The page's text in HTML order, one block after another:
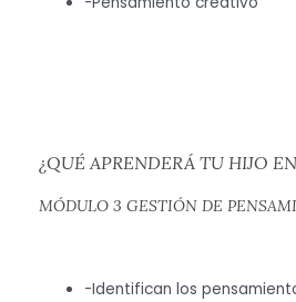
¿QUÉ APRENDERÁ TU HIJO
MÓDULO 3 GESTIÓN DE
-Identifican los